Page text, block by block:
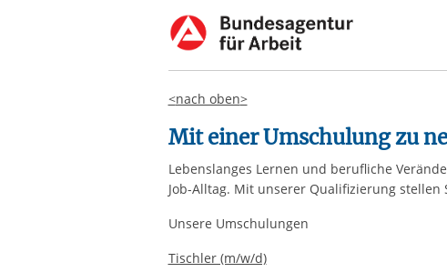
<nach oben>
Mit einer Umschulung zu
Lebenslanges Lernen und berufliche
Job-Alltag. Mit unserer Qualifizierung
Unsere Umschulungen
Tischler (m/w/d)